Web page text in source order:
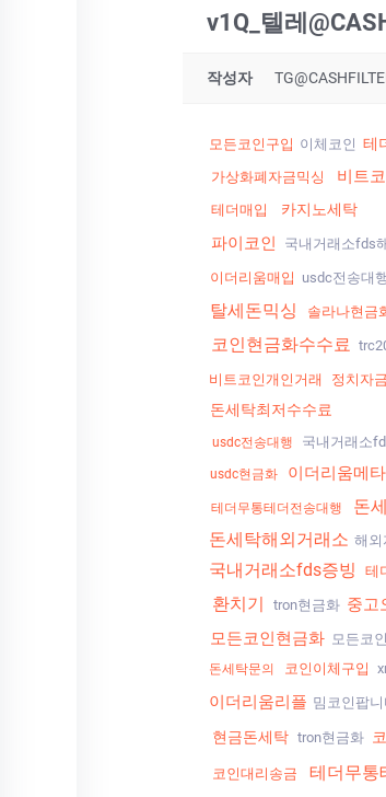
v1Q_텔레
작성자
모든코인구입 이체코인 테
가상화폐자금믹싱 비트
테더매입
카지노세탁
파이코인 국내거래소fds
이더리움매입 usdc전송대행
탈세돈믹싱 솔라나현금
코인현금화수수료
비트코인개인거래 정치자
돈세탁최저수수료
usdc전송대행 국내거래소
usdc현금화 이더리움메
테더무통테더전송대행 돈
돈세탁해외거래소 해외
국내거래소fds증빙 테
환치기 tron현금화 중고
모든코인현금화 모든코
돈세탁문의
코인이체구입
이더리움리플 밈코인팝
현금돈세탁 tron현금화
코인대리송금 테더무통